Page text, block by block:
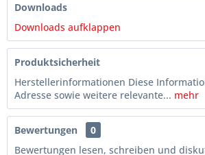
Downloads
Downloads aufklappen
Produktsicherheit
Herstellerinformationen Diese
Adresse sowie weitere relevante... mehr
Bewertungen
0
Bewertungen lesen, schreiben und